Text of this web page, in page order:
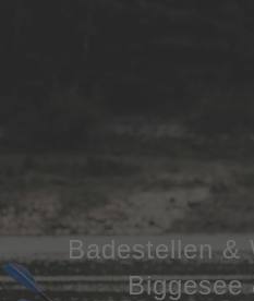
Badestellen &
Biggesee